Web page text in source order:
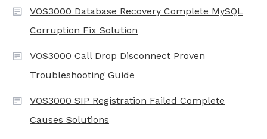
VOS3000 Database Recovery Complete MySQL
Corruption Fix Solution
VOS3000 Call Drop Disconnect Proven
Troubleshooting Guide
VOS3000 SIP Registration Failed Complete
Causes Solutions